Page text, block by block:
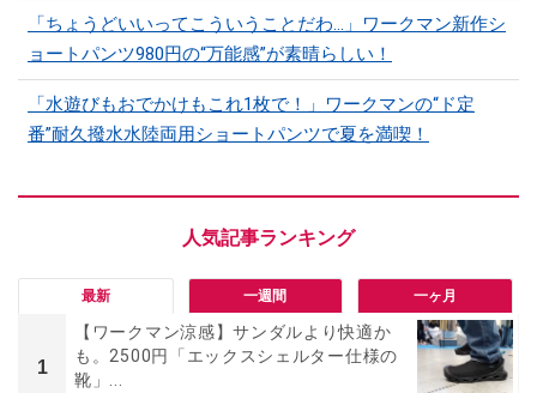
「ちょうどいいってこういうことだわ...」ワークマン新作シ
ョートパンツ980円の“万能感”が素晴らしい！
「水遊びもおでかけもこれ1枚で！」ワークマンの“ド定
番”耐久撥水水陸両用ショートパンツで夏を満喫！
最新 一週間 一ヶ月
1
【ワークマン涼感】サンダルより快適か
も。2500円「エックスシェルター仕様の
靴」...